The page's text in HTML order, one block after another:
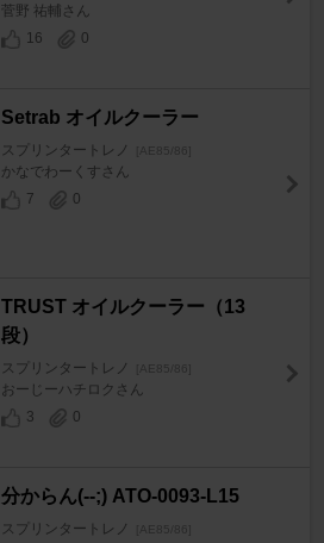
菅野 祐輔さん
16
0
Setrab オイルクーラー
スプリンタートレノ [AE85/86]
かなでわーくすさん
7
0
TRUST オイルクーラー（13
段）
スプリンタートレノ [AE85/86]
おーじーハチロクさん
3
0
分からん(--;) ATO-0093-L15
スプリンタートレノ [AE85/86]